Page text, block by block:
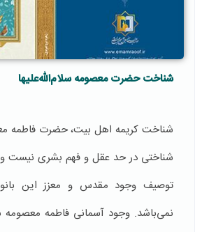
شناخت حضرت معصومه سلام‌الله‌علیها
شناخت کریمه اهل بیت، حضرت فاطمه
شناختی در حد عقل و فهم بشری نیست و
توصیف وجود مقدس و معزز این
نمی‌باشد. وجود آسمانی فاطمه معصومه